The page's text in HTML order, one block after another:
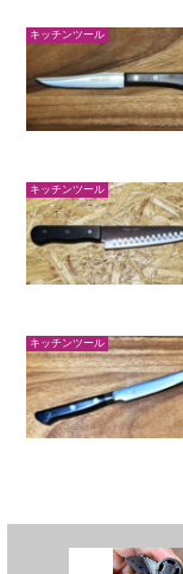
キッチンツール
キッチンツール
キッチンツール